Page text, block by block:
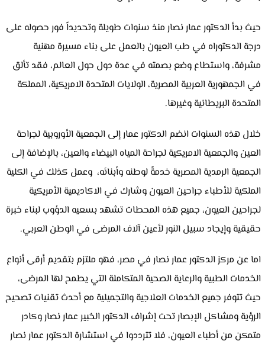
حيث بدأ الدكتور عمار نصار منذ سنوات طويلة وتحديداً فور حصوله على
درجة الدكتوراه في طب العيون بالعمل على بناء مسيرة مهنية
مشرفة، واستطاع وضع بصمته في عدة دول حول العالم، فقد تألق
في الجمهورية العربية المصرية، الولايات المتحدة الامريكية، المملكة
المتحدة البريطانية وغيرها.
خلال هذه السنوات انضم الدكتور عمار إلى الجمعية الأوروبية لجراحة
العين والجمعية الامريكية لجراحة المياه البيضاء والعين، بالإضافة إلى
الجمعية الرمدية المصرية خدمةً لوطنه وأبنائه، وعمل كذلك في الكلية
الملكية للأطباء جراحين العيون وشارك في الاكاديمية الأمريكية
لجراحين العيون، جميع هذه المحطات تشهد بسعيه الدؤوب لبناء خبرة
حقيقية وإيجاد سبيل النور لأعين آلاف المرضى في الوطن العربي.
اما عن مركز الدكتور عمار نصار في مصر، فهو ملتزم بتقديم أرقى أنواع
الخدمات الطبية والرعاية الصحية المتكاملة التي يطمح لها المرضى،
حيث تتوفر جميع الخدمات العلاجية والتجميلية مع أحدث تقنيات تصحيح
الرؤية ومشاكل الإبصار تحت إشراف الدكتور الخبير عمار نصار وكادر
متمكن من أطباء العيون، فلا تترددوا في استشارة الدكتور عمار نصار